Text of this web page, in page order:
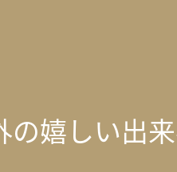
の嬉しい 出